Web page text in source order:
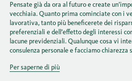
Pensate già da ora al futuro e create
vecchiaia. Quanto prima cominciate con i
lavorativa, tanto più beneficerete dei
preferenziali e dell’effetto degli interessi
lacune previdenziali. Qualunque cosa vi
consulenza personale e facciamo chiarezza
Per saperne di più